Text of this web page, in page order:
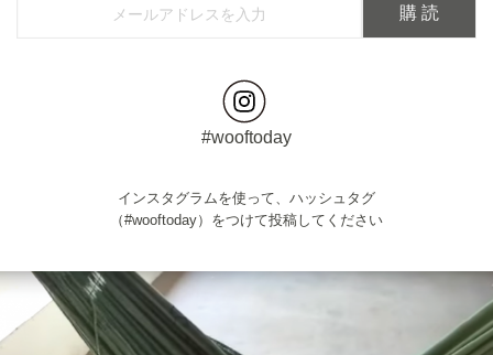
#wooftoday
インスタグラムを使って、ハッシュタグ
（#wooftoday）をつけて投稿してください